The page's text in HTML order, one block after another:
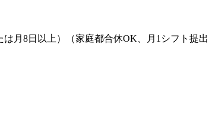
は月8日以上）（家庭都合休OK、月1シフト提